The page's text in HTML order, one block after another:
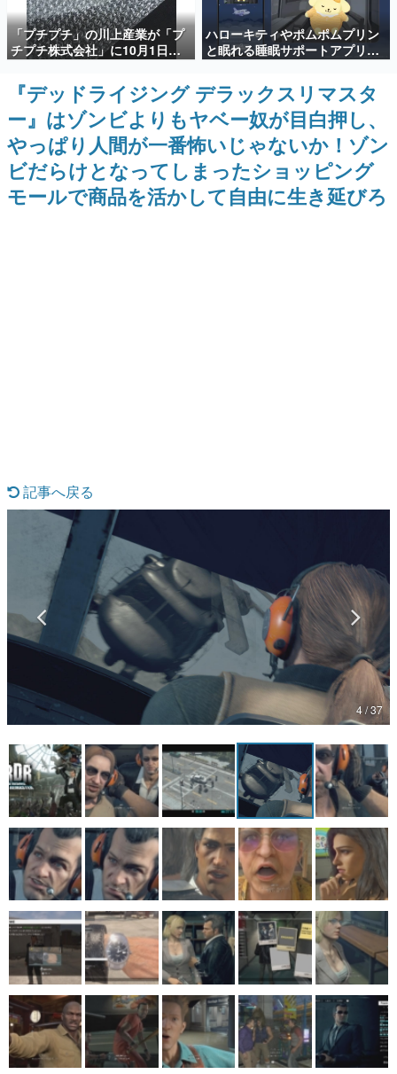
新世代に訊く
これからのデジタルゲーム市場を担う若きクリエイター達
の姿を追い、彼らのルーツと情熱を探っていきます。
ゲーム世代の作家たち
ゲームに多大な影響を受けた作家さんに取材し、ゲームが
日本のコンテンツ産業やカルチャーに与えた影響を探る企
画です。
日本モバイルゲーム産業史
日本のモバイルゲーム史における主要なトピック・タイト
ルを網羅するほか、開発者へのインタビューや識者による
解説を掲載。約20年の歴史が一望できる決定版！
特集記事
女性向け
アプリレビュー
その他
電ファミニコゲーマーとは？
運営：株式会社マレ
「プチプチ」の川上産業が「プ
チプチ株式会社」に10月1日よ
り社名変更へ。創業58年で初め
ての変更で、“プチッ”と鳴るお
なじみの緩衝材が会社の名前に
ハローキティやポムポムプリン
と眠れる睡眠サポートアプリ
『ゆめたび』が配信中。キャラ
ごとのASMRや目覚ましアラー
ムも搭載
『デッドライジング デラックスリマスタ
ー』はゾンビよりもヤベー奴が目白押し、
やっぱり人間が一番怖いじゃないか！ゾン
ビだらけとなってしまったショッピング
モールで商品を活かして自由に生き延びろ
記事へ戻る
4 / 37